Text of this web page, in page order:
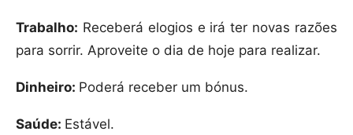
Trabalho: Receberá elogios e irá ter novas razões
para sorrir. Aproveite o dia de hoje para realizar.
Dinheiro: Poderá receber um bónus.
Saúde: Estável.